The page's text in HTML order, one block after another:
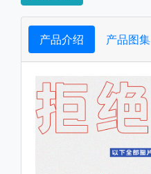
产品介绍 产品图集